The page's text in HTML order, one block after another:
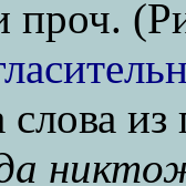
проч.
слова